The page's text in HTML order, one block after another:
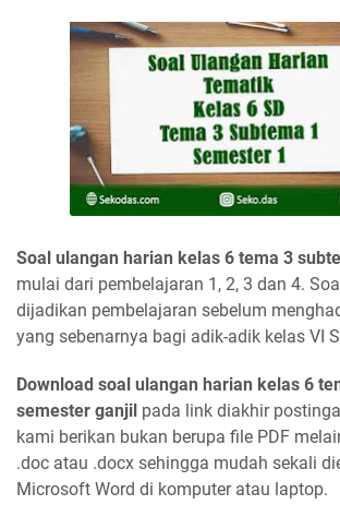
Soal ulangan harian kelas 6 tema 3
mulai dari pembelajaran 1, 2, 3 dan 4.
dijadikan pembelajaran sebelum
yang sebenarnya bagi adik-adik kelas VI
Download soal ulangan harian kelas 6
semester ganjil pada link diakhir
kami berikan bukan berupa file PDF
.doc atau .docx sehingga mudah sekali
Microsoft Word di komputer atau laptop.